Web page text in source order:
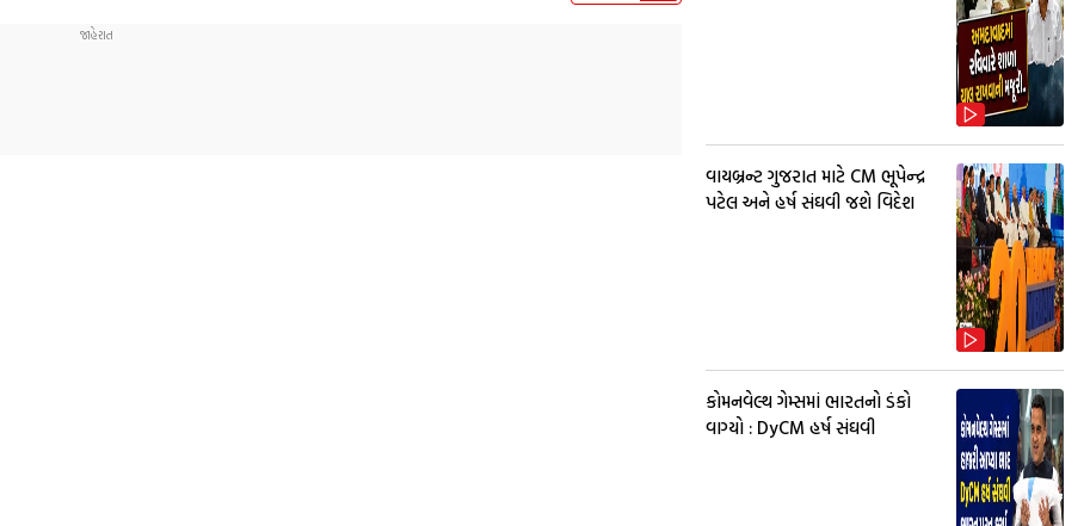
વાયબ્રન્ટ ગુજરાત માટે CM ભૂપેન્દ્ર
પટેલ અને હર્ષ સંઘવી જશે વિદેશ
કોમનવેલ્થ ગેમ્સમાં ભારતનો ડંકો
વાગ્યો : DyCM હર્ષ સંઘવી